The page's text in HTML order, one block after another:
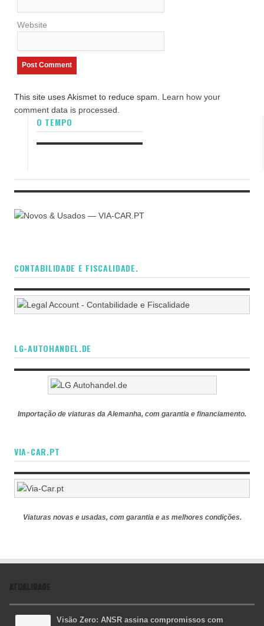
Website
This site uses Akismet to reduce spam. Learn how your
comment data is processed.
O TEMPO
CONTABILIDADE E FISCALIDADE.
LG-AUTOHANDEL.DE
Importação de viaturas da Alemanha, com garantia e financiamento.
VIA-CAR.PT
Viaturas novas e usadas, com garantia e as melhores condições.
ATUALIDADE
Visão Zero: ANSR assina compromissos com